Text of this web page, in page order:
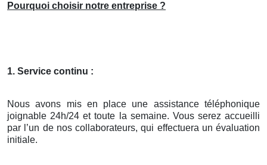
Pourquoi choisir notre entreprise ?
1. Service continu :
Nous avons mis en place une assistance téléphonique
joignable 24h/24 et toute la semaine. Vous serez accueilli
par l’un de nos collaborateurs, qui effectuera un évaluation
initiale.